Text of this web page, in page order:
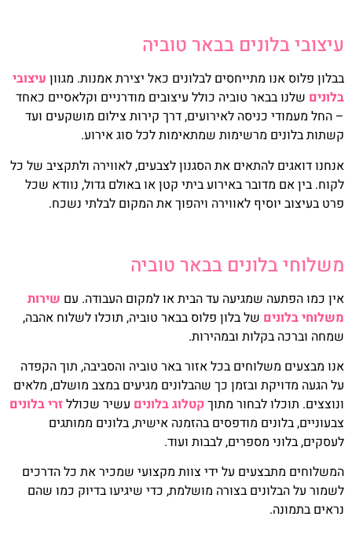
עיצובי בלונים בבאר טוביה
בבלון פלוס אנו מתייחסים לבלונים כאל יצירת אמנות. מגוון עיצובי
בלונים שלנו בבאר טוביה כולל עיצובים מודרניים וקלאסיים כאחד
– החל מעמודי כניסה לאירועים, דרך קירות צילום מושקעים ועד
קשתות בלונים מרשימות שמתאימות לכל סוג אירוע.
אנחנו דואגים להתאים את הסגנון לצבעים, לאווירה ולתקציב של כל
לקוח. בין אם מדובר באירוע ביתי קטן או באולם גדול, נוודא שכל
פרט בעיצוב יוסיף לאווירה ויהפוך את המקום לבלתי נשכח.
משלוחי בלונים בבאר טוביה
אין כמו הפתעה שמגיעה עד הבית או למקום העבודה. עם שירות
משלוחי בלונים של בלון פלוס בבאר טוביה, תוכלו לשלוח אהבה,
שמחה וברכה בקלות ובמהירות.
אנו מבצעים משלוחים בכל אזור באר טוביה והסביבה, תוך הקפדה
על הגעה מדויקת ובזמן כך שהבלונים מגיעים במצב מושלם, מלאים
ונוצצים. תוכלו לבחור מתוך קטלוג בלונים עשיר שכוללזרי בלונים
צבעוניים, בלונים מודפסים בהזמנה אישית, בלונים ממותגים
לעסקים, בלוני מספרים, לבבות ועוד.
המשלוחים מתבצעים על ידי צוות מקצועי שמכיר את כל הדרכים
לשמור על הבלונים בצורה מושלמת, כדי שיגיעו בדיוק כמו שהם
נראים בתמונה.